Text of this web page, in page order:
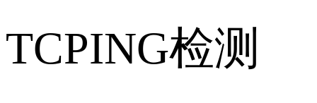
TCPING检测